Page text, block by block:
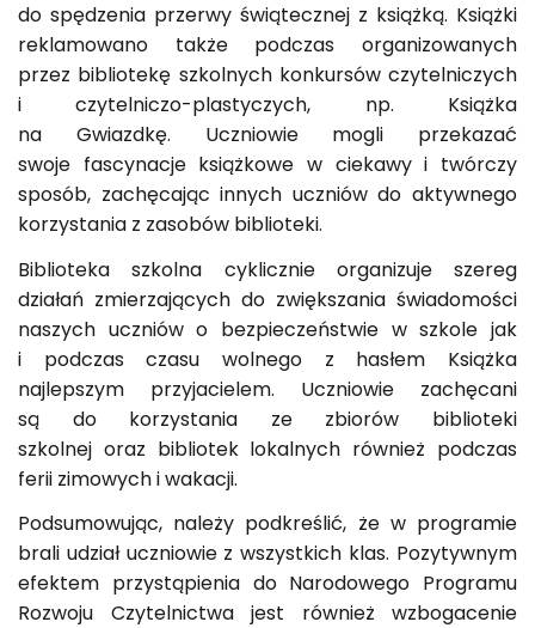
do spędzenia przerwy świątecznej z książką. Książki
reklamowano także podczas organizowanych
przez bibliotekę szkolnych konkursów czytelniczych
i czytelniczo-plastyczych, np. Książka
na Gwiazdkę. Uczniowie mogli przekazać
swoje fascynacje książkowe w ciekawy i twórczy
sposób, zachęcając innych uczniów do aktywnego
korzystania z zasobów biblioteki.
Biblioteka szkolna cyklicznie organizuje szereg
działań zmierzających do zwiększania świadomości
naszych uczniów o bezpieczeństwie w szkole jak
i podczas czasu wolnego z hasłem Książka
najlepszym przyjacielem. Uczniowie zachęcani
są do korzystania ze zbiorów biblioteki
szkolnej oraz bibliotek lokalnych również podczas
ferii zimowych i wakacji.
Podsumowując, należy podkreślić, że w programie
brali udział uczniowie z wszystkich klas. Pozytywnym
efektem przystąpienia do Narodowego Programu
Rozwoju Czytelnictwa jest również wzbogacenie